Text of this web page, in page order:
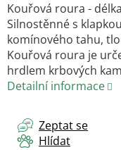
Kouřová roura -
Silnostěnné s
komínového tahu,
Kouřová roura je
hrdlem krbových
Detailní informace
Zeptat se
Hlídat